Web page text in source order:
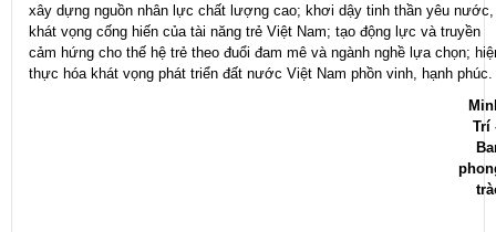
xây dựng nguồn nhân lực chất lượng cao; khơi dậy tinh thần yêu nước,
khát vọng cống hiến của tài năng trẻ Việt Nam; tạo động lực và truyền
cảm hứng cho thế hệ trẻ theo đuổi đam mê và ngành nghề lựa chọn;
thực hóa khát vọng phát triển đất nước Việt Nam phồn vinh, hạnh phúc.
Trí